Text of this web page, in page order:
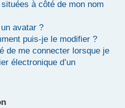
à côté de mon nom
avatar ?
puis-je le modifier ?
de me connecter lorsque je
électronique d’un